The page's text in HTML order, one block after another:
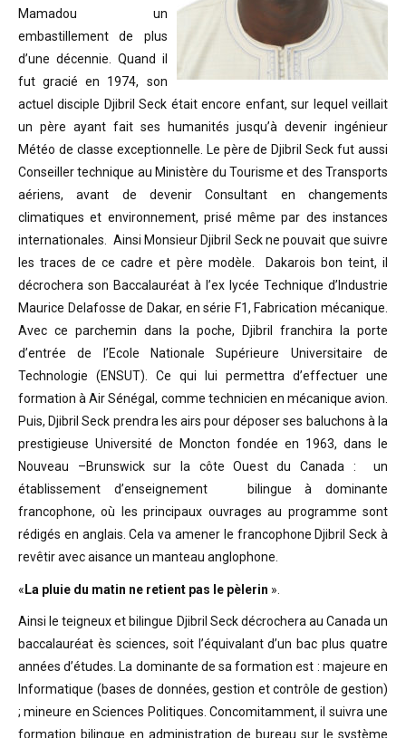
Mamadou un
embastillement de plus
d’une décennie. Quand il
fut gracié en 1974, son
actuel disciple Djibril Seck était encore enfant, sur lequel veillait
un père ayant fait ses humanités jusqu’à devenir ingénieur
Météo de classe exceptionnelle. Le père de Djibril Seck fut aussi
Conseiller technique au Ministère du Tourisme et des Transports
aériens, avant de devenir Consultant en changements
climatiques et environnement, prisé même par des instances
internationales. Ainsi Monsieur Djibril Seck ne pouvait que suivre
les traces de ce cadre et père modèle. Dakarois bon teint, il
décrochera son Baccalauréat à l’ex lycée Technique d’Industrie
Maurice Delafosse de Dakar, en série F1, Fabrication mécanique.
Avec ce parchemin dans la poche, Djibril franchira la porte
d’entrée de l’Ecole Nationale Supérieure Universitaire de
Technologie (ENSUT). Ce qui lui permettra d’effectuer une
formation à Air Sénégal, comme technicien en mécanique avion.
Puis, Djibril Seck prendra les airs pour déposer ses baluchons à la
prestigieuse Université de Moncton fondée en 1963, dans le
Nouveau –Brunswick sur la côte Ouest du Canada : un
établissement d’enseignement bilingue à dominante
francophone, où les principaux ouvrages au programme sont
rédigés en anglais. Cela va amener le francophone Djibril Seck à
revêtir avec aisance un manteau anglophone.
«La pluie du matin ne retient pas le pèlerin ».
Ainsi le teigneux et bilingue Djibril Seck décrochera au Canada un
baccalauréat ès sciences, soit l’équivalant d’un bac plus quatre
années d’études. La dominante de sa formation est : majeure en
Informatique (bases de données, gestion et contrôle de gestion)
; mineure en Sciences Politiques. Concomitamment, il suivra une
formation bilingue en administration de bureau sur le système